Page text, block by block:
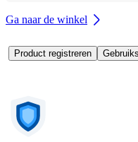
Ga naar de winkel
Product registreren